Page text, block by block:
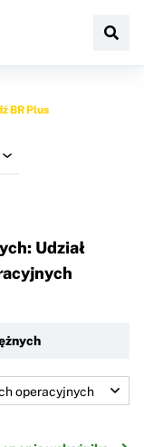
BR Plus
Udział